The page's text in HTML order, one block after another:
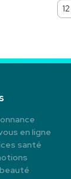
en ligne
santé